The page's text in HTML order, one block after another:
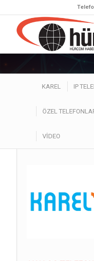
KAREL IP
ÖZEL
VİDEO